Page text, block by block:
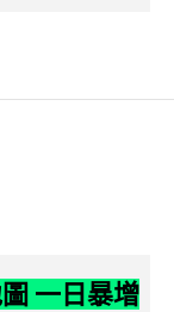
一日暴增